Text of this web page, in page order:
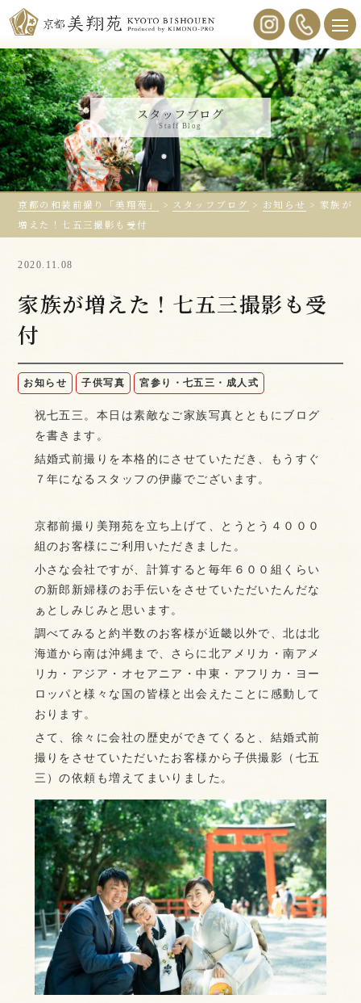
スタッフブログ
Staff Blog
京都の和装前撮り「美翔苑」 > スタッフブログ > お知らせ > 家族が
増えた！七五三撮影も受付
2020.11.08
家族が増えた！七五三撮影も受
付
お知らせ 子供写真 宮参り・七五三・成人式
祝七五三。本日は素敵なご家族写真とともにブログ
を書きます。
結婚式前撮りを本格的にさせていただき、もうすぐ
７年になるスタッフの伊藤でございます。
京都前撮り美翔苑を立ち上げて、とうとう４０００
組のお客様にご利用いただきました。
小さな会社ですが、計算すると毎年６００組くらい
の新郎新婦様のお手伝いをさせていただいたんだな
ぁとしみじみと思います。
調べてみると約半数のお客様が近畿以外で、北は北
海道から南は沖縄まで、さらに北アメリカ・南アメ
リカ・アジア・オセアニア・中東・アフリカ・ヨー
ロッパと様々な国の皆様と出会えたことに感動して
おります。
さて、徐々に会社の歴史ができてくると、結婚式前
撮りをさせていただいたお客様から子供撮影（七五
三）の依頼も増えてまいりました。